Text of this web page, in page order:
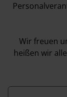
Wir freuen
heißen wir